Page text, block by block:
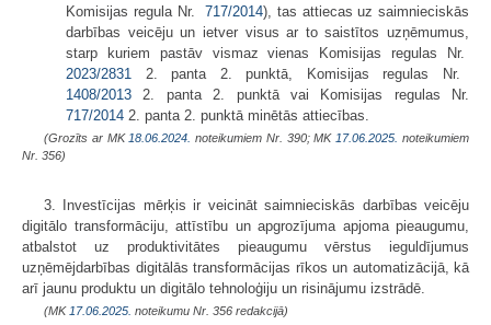
Komisijas regula Nr.
717/2014), tas attiecas uz saimnieciskās
darbības veicēju un ietver visus ar to saistītos uzņēmumus,
starp kuriem pastāv vismaz vienas Komisijas regulas Nr.
2023/2831
2. panta 2. punktā, Komisijas regulas Nr.
1408/2013 2. panta 2. punktā vai Komisijas regulas Nr.
717/2014 2. panta 2. punktā minētās attiecības.
(Grozīts ar MK 18.06.2024. noteikumiem Nr. 390; MK 17.06.2025. noteikumiem
Nr. 356)
3. Investīcijas mērķis ir veicināt saimnieciskās darbības veicēju
digitālo transformāciju, attīstību un apgrozījuma apjoma pieaugumu,
atbalstot uz produktivitātes pieaugumu vērstus ieguldījumus
uzņēmējdarbības digitālās transformācijas rīkos un automatizācijā, kā
arī jaunu produktu un digitālo tehnoloģiju un risinājumu izstrādē.
(MK 17.06.2025. noteikumu Nr. 356 redakcijā)